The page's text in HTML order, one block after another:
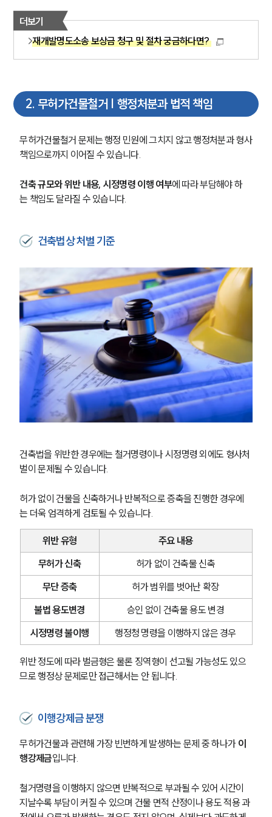
더보기
재개발명도소송 보상금 청구 및 절차 궁금하다면?
2. 무허가건물철거 | 행정처분과 법적 책임
무허가건물철거 문제는 행정 민원에 그치지 않고 행정처분과 형사
책임으로까지 이어질 수 있습니다.
건축 규모와 위반 내용, 시정명령 이행 여부에 따라 부담해야 하
는 책임도 달라질 수 있습니다.
건축법상 처벌 기준
건축법을 위반한 경우에는 철거명령이나 시정명령 외에도 형사처
벌이 문제될 수 있습니다.
허가 없이 건물을 신축하거나 반복적으로 증축을 진행한 경우에
는 더욱 엄격하게 검토될 수 있습니다.
위반 유형
주요 내용
무허가 신축
허가 없이 건축물 신축
무단 증축
허가 범위를 벗어난 확장
불법 용도변경
승인 없이 건축물 용도 변경
시정명령 불이행
행정청 명령을 이행하지 않은 경우
위반 정도에 따라 벌금형은 물론 징역형이 선고될 가능성도 있으
므로 행정상 문제로만 접근해서는 안 됩니다.
이행강제금 분쟁
무허가건물과 관련해 가장 빈번하게 발생하는 문제 중 하나가 이
행강제금입니다.
철거명령을 이행하지 않으면 반복적으로 부과될 수 있어 시간이
지날수록 부담이 커질 수 있으며 건물 면적 산정이나 용도 적용 과